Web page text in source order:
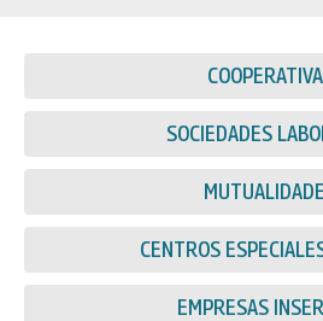
SOCIEDADES
CENTROS
EMPRESAS